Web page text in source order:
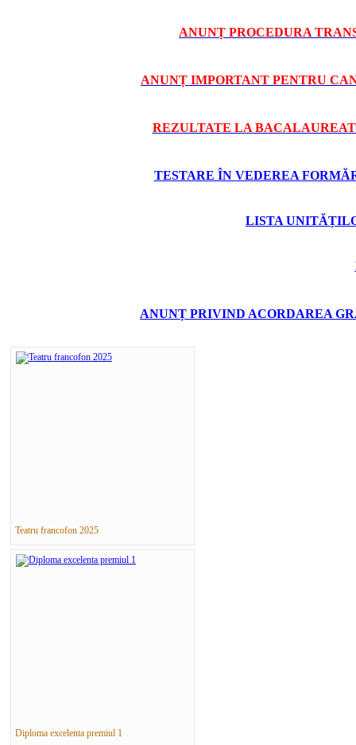
ANUNȚ PROCEDURA
ANUNȚ IMPORTANT PENTRU
REZULTATE LA
TESTARE ÎN VEDEREA
LISTA
ANUNȚ PRIVIND ACORDAREA
Teatru francofon 2025
Diploma excelenta premiul 1